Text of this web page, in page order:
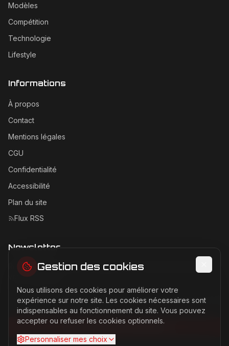
Modèles
Compétition
Technologie
Lifestyle
Informations
À propos
Contact
Mentions légales
CGU
Confidentialité
Accessibilité
Plan du site
Flux RSS
Newsletter
Recevez les dernières actualités Ferrari directement dans
Adresse email pour la newsletter
S'abonner à la newsletter
Gestion des cookies
Nous utilisons des cookies pour améliorer votre
expérience sur notre site. Les cookies nécessaires sont
indispensables au fonctionnement du site. Vous pouvez
accepter ou refuser les cookies optionnels.
Personnaliser mes choix